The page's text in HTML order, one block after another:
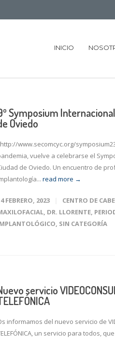
INICIO
Symposium
Oviedo
www.secomcyc.org/
vuelve a celebrarse el
de Oviedo. Un encuentro de
read more →
FEBRERO, 2023 CENTRO DE
, DR. LLORENTE,
, SIN CATEGORÍA
servicio
informamos del nuevo servicio de
un servicio para todos,